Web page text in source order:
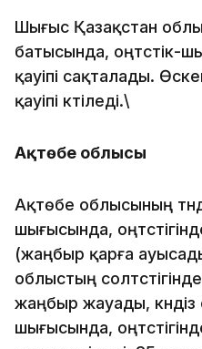
Шығыс Қазақстан
батысында, оңтүстік-
қауіпі сақталады.
қауіпі күтіледі.\
Ақтөбе облысы
Ақтөбе облысының
шығысында,
(жаңбыр қарға
облыстың
жаңбыр жауады, күндіз
шығысында,